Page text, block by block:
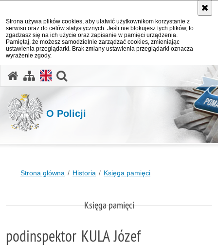
Strona używa plików cookies, aby ułatwić użytkownikom korzystanie z
serwisu oraz do celów statystycznych. Jeśli nie blokujesz tych plików, to
zgadzasz się na ich użycie oraz zapisanie w pamięci urządzenia.
Pamiętaj, że możesz samodzielnie zarządzać cookies, zmieniając
ustawienia przeglądarki. Brak zmiany ustawienia przeglądarki oznacza
wyrażenie zgody.
O Policji
Strona główna Historia Księga pamięci
Księga pamięci
podinspektor KULA Józef